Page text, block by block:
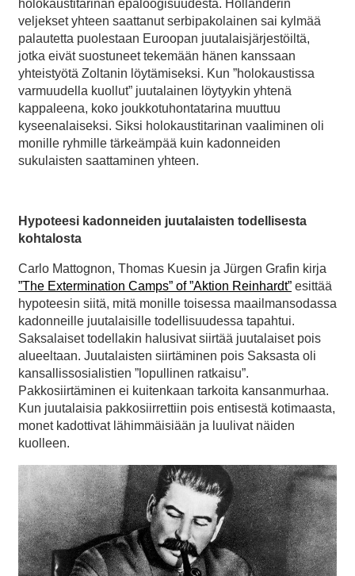
holokaustitarinan epäloogisuudesta. Hollanderin
veljekset yhteen saattanut serbipakolainen sai kylmää
palautetta puolestaan Euroopan juutalaisjärjestöiltä,
jotka eivät suostuneet tekemään hänen kanssaan
yhteistyötä Zoltanin löytämiseksi. Kun ”holokaustissa
varmuudella kuollut” juutalainen löytyykin yhtenä
kappaleena, koko joukkotuhontatarina muuttuu
kyseenalaiseksi. Siksi holokaustitarinan vaaliminen oli
monille ryhmille tärkeämpää kuin kadonneiden
sukulaisten saattaminen yhteen.
Hypoteesi kadonneiden juutalaisten todellisesta
kohtalosta
Carlo Mattognon, Thomas Kuesin ja Jürgen Grafin kirja
”The Extermination Camps” of ”Aktion Reinhardt” esittää
hypoteesin siitä, mitä monille toisessa maailmansodassa
kadonneille juutalaisille todellisuudessa tapahtui.
Saksalaiset todellakin halusivat siirtää juutalaiset pois
alueeltaan. Juutalaisten siirtäminen pois Saksasta oli
kansallissosialistien ”lopullinen ratkaisu”.
Pakkosiirtäminen ei kuitenkaan tarkoita kansanmurhaa.
Kun juutalaisia pakkosiirrettiin pois entisestä kotimaasta,
monet kadottivat lähimmäisiään ja luulivat näiden
kuolleen.